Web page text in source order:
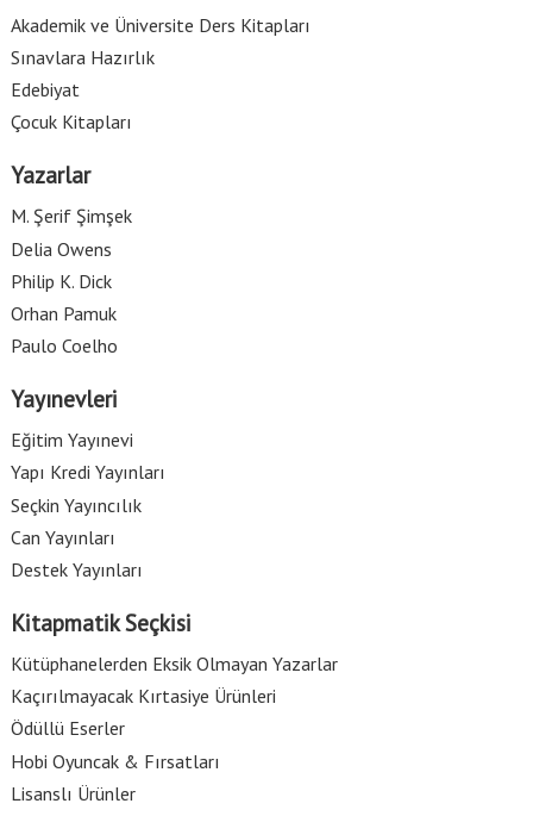
Akademik ve Üniversite Ders Kitapları
Sınavlara Hazırlık
Edebiyat
Çocuk Kitapları
Yazarlar
M. Şerif Şimşek
Delia Owens
Philip K. Dick
Orhan Pamuk
Paulo Coelho
Yayınevleri
Eğitim Yayınevi
Yapı Kredi Yayınları
Seçkin Yayıncılık
Can Yayınları
Destek Yayınları
Kitapmatik Seçkisi
Kütüphanelerden Eksik Olmayan Yazarlar
Kaçırılmayacak Kırtasiye Ürünleri
Ödüllü Eserler
Hobi Oyuncak & Fırsatları
Lisanslı Ürünler